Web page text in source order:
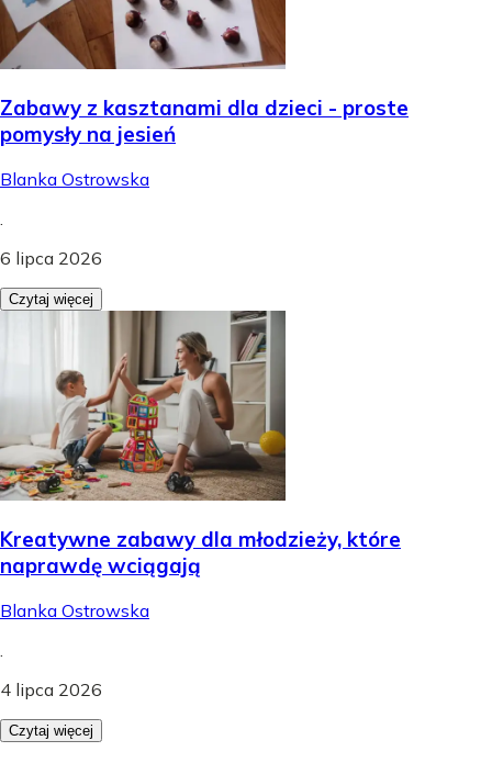
Zabawy z kasztanami dla dzieci - proste
pomysły na jesień
Blanka Ostrowska
6 lipca 2026
Czytaj więcej
Kreatywne zabawy dla młodzieży, które
naprawdę wciągają
Blanka Ostrowska
4 lipca 2026
Czytaj więcej